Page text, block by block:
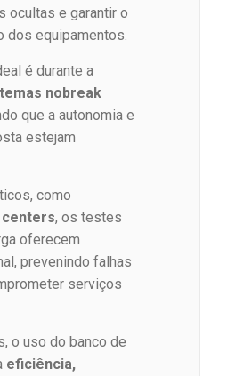
ocultas e garantir o
dos equipamentos.
é durante a
nobreak
que a autonomia e
estejam
como
centers, os testes
oferecem
prevenindo falhas
serviços
o uso do banco de
eficiência,